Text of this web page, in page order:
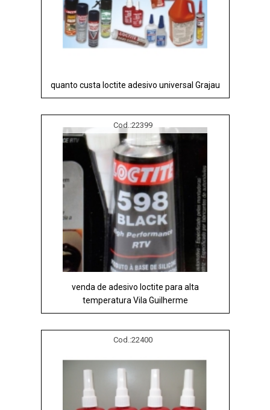
quanto custa loctite adesivo universal Grajau
Cod.:22399
venda de adesivo loctite para alta
temperatura Vila Guilherme
Cod.:22400